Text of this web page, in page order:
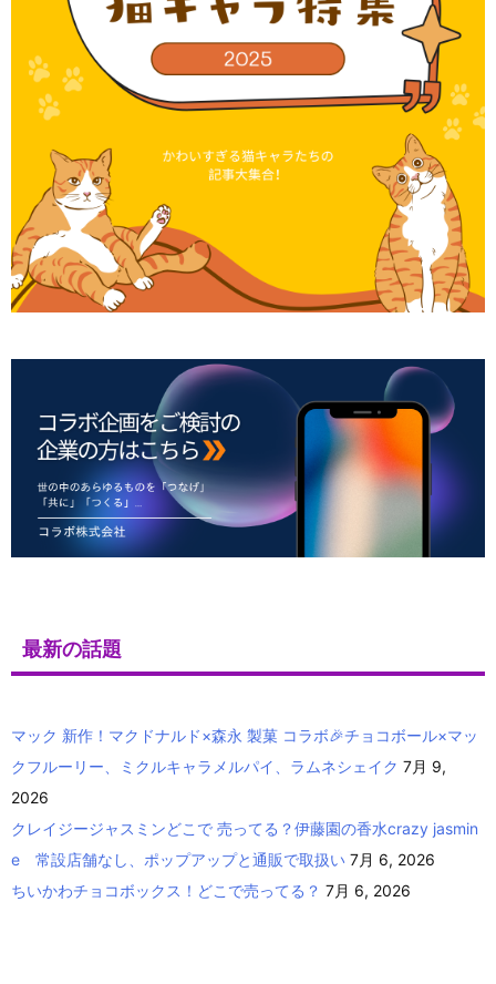
最新の話題
マック 新作！マクドナルド×森永 製菓 コラボ🎉チョコボール×マッ
クフルーリー、ミクルキャラメルパイ、ラムネシェイク 7月 9,
2026
クレイジージャスミンどこで 売ってる？伊藤園の香水crazy jasmin
e 常設店舗なし、ポップアップと通販で取扱い 7月 6, 2026
ちいかわチョコボックス！どこで売ってる？ 7月 6, 2026